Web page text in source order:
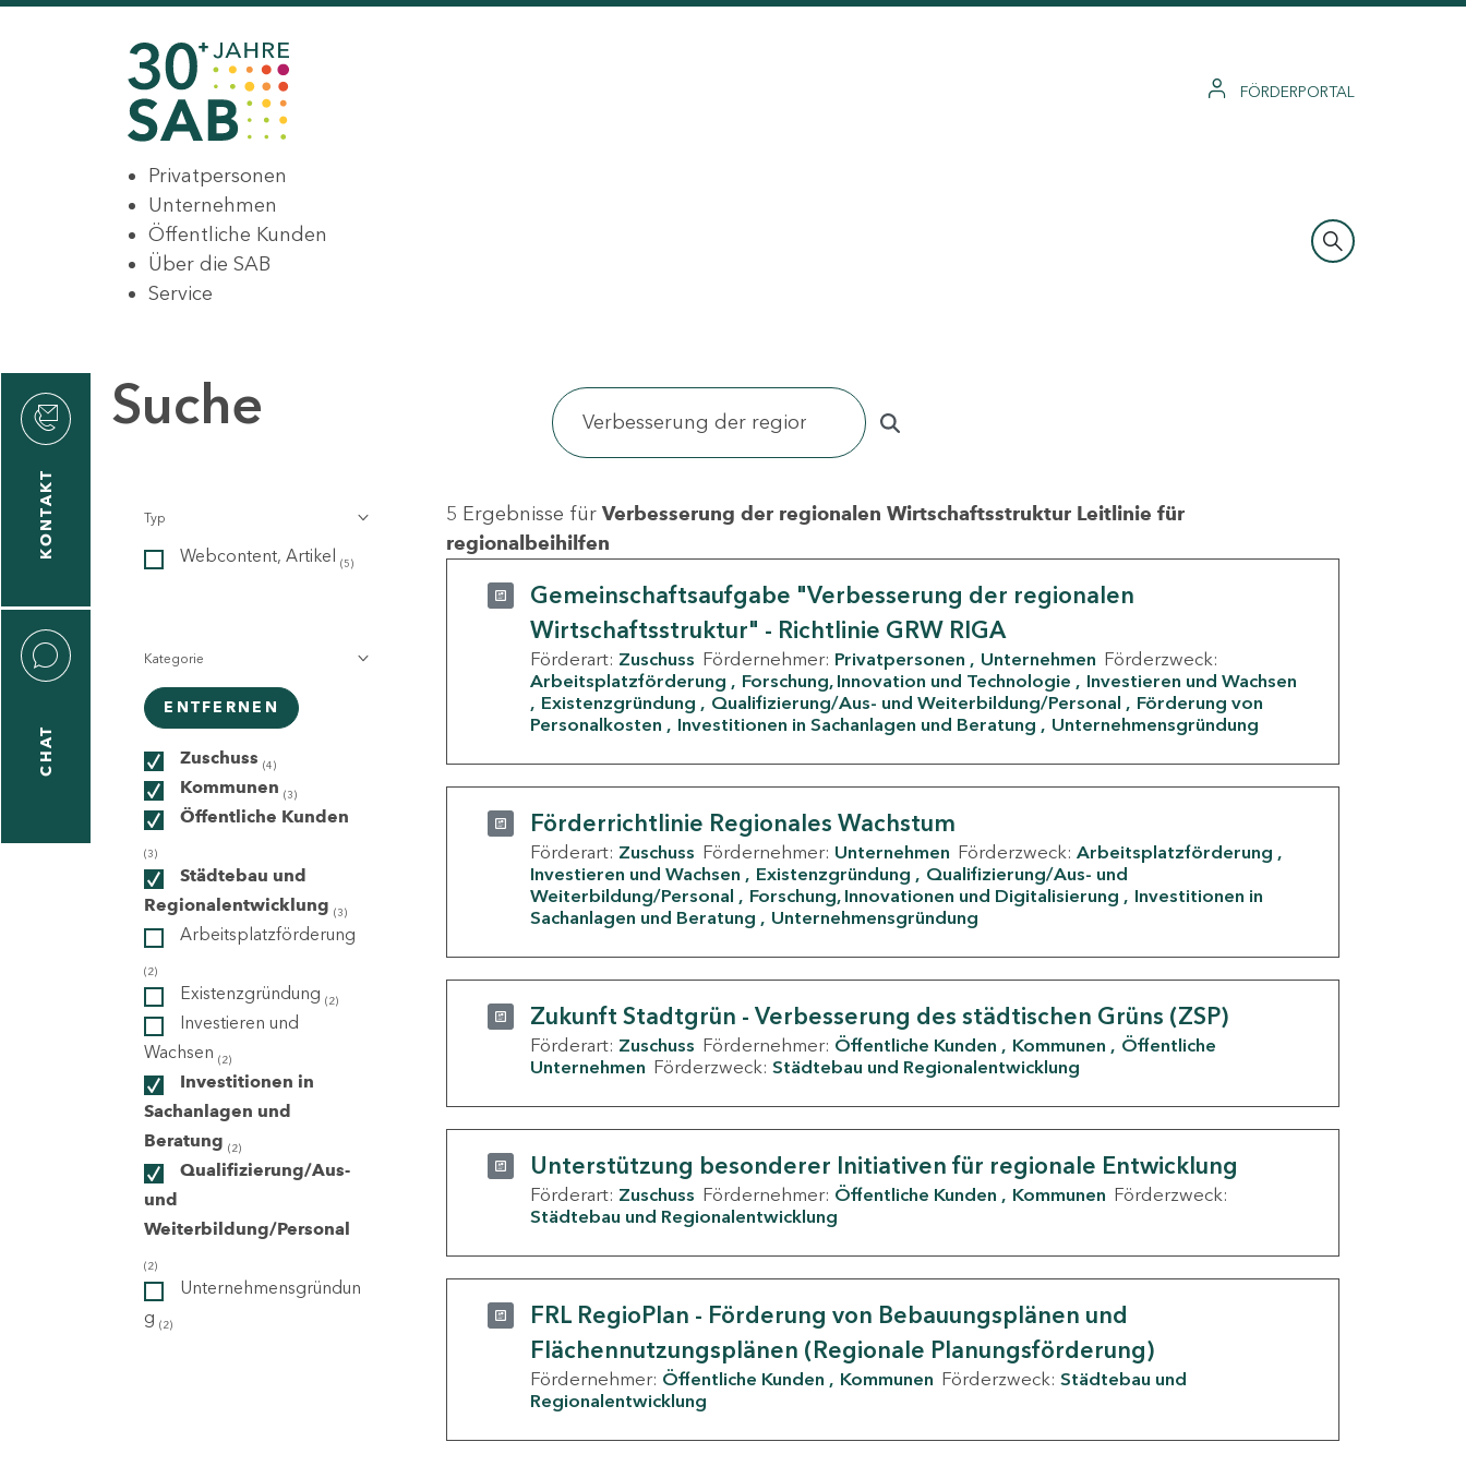
FÖRDERPORTAL
Privatpersonen
Unternehmen
Öffentliche Kunden
Über die SAB
Service
KONTAKT
CHAT
Suche
Typ
Webcontent, Artikel (5)
Kategorie
ENTFERNEN
Zuschuss (4)
Kommunen (3)
Öffentliche Kunden
(3)
Städtebau und
Regionalentwicklung (3)
Arbeitsplatzförderung
(2)
Existenzgründung (2)
Investieren und
Wachsen (2)
Investitionen in
Sachanlagen und
Beratung (2)
Qualifizierung/Aus-
und
Weiterbildung/Personal
(2)
Unternehmensgründun
g (2)
5 Ergebnisse für Verbesserung der regionalen Wirtschaftsstruktur Leitlinie für
regionalbeihilfen
Gemeinschaftsaufgabe "Verbesserung der regionalen
Wirtschaftsstruktur" - Richtlinie GRW RIGA
Förderart: Zuschuss Fördernehmer: Privatpersonen Unternehmen Förderzweck:
Arbeitsplatzförderung
Forschung, Innovation und Technologie
Investieren und Wachsen
Existenzgründung
Qualifizierung/Aus- und Weiterbildung/Personal
Förderung von
Personalkosten
Investitionen in Sachanlagen und Beratung Unternehmensgründung
Förderrichtlinie Regionales Wachstum
Förderart: Zuschuss Fördernehmer: Unternehmen Förderzweck: Arbeitsplatzförderung
Investieren und Wachsen
Existenzgründung
Qualifizierung/Aus- und
Weiterbildung/Personal
Forschung, Innovationen und Digitalisierung
Investitionen in
Sachanlagen und Beratung
Unternehmensgründung
Zukunft Stadtgrün - Verbesserung des städtischen Grüns (ZSP)
Förderart: Zuschuss Fördernehmer: Öffentliche Kunden Kommunen
Öffentliche
Unternehmen Förderzweck: Städtebau und Regionalentwicklung
Unterstützung besonderer Initiativen für regionale Entwicklung
Förderart: Zuschuss Fördernehmer: Öffentliche Kunden Kommunen Förderzweck:
Städtebau und Regionalentwicklung
FRL RegioPlan - Förderung von Bebauungsplänen und
Flächennutzungsplänen (Regionale Planungsförderung)
Fördernehmer: Öffentliche Kunden Kommunen Förderzweck: Städtebau und
Regionalentwicklung